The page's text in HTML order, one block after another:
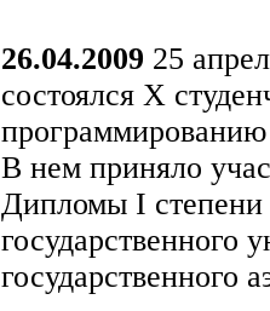
26.04.2009 25
состоялся X
программированию
В нем приняло
Дипломы I степени
государственного
государственного